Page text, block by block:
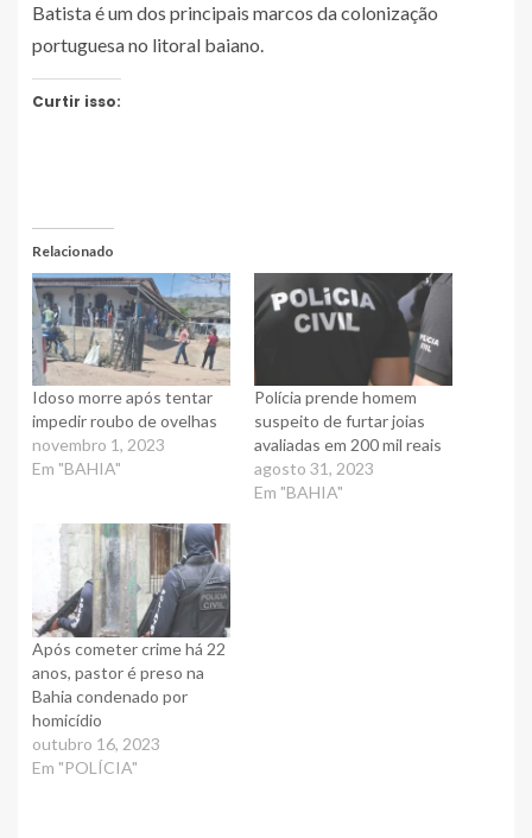
Batista é um dos principais marcos da colonização
portuguesa no litoral baiano.
Curtir isso:
Relacionado
Idoso morre após tentar
impedir roubo de ovelhas
novembro 1, 2023
Em "BAHIA"
Polícia prende homem
suspeito de furtar joias
avaliadas em 200 mil reais
agosto 31, 2023
Em "BAHIA"
Após cometer crime há 22
anos, pastor é preso na
Bahia condenado por
homicídio
outubro 16, 2023
Em "POLÍCIA"